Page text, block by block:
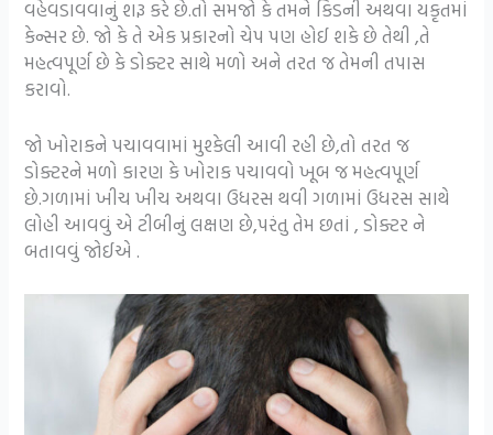
વહેવડાવવાનું શરૂ કરે છે.તો સમજો કે તમને કિડની અથવા યકૃતમાં
કેન્સર છે. જો કે તે એક પ્રકારનો ચેપ પણ હોઈ શકે છે તેથી ,તે
મહત્વપૂર્ણ છે કે ડોક્ટર સાથે મળો અને તરત જ તેમની તપાસ
કરાવો.
જો ખોરાકને પચાવવામાં મુશ્કેલી આવી રહી છે,તો તરત જ
ડોક્ટરને મળો કારણ કે ખોરાક પચાવવો ખૂબ જ મહત્વપૂર્ણ
છે.ગળામાં ખીચ ખીચ અથવા ઉધરસ થવી ગળામાં ઉધરસ સાથે
લોહી આવવું એ ટીબીનું લક્ષણ છે,પરંતુ તેમ છતાં , ડોક્ટર ને
બતાવવું જોઈએ .